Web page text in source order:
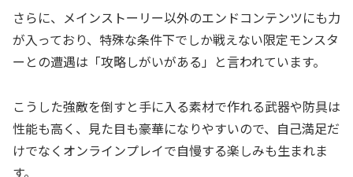
さらに、メインストーリー以外のエンドコンテンツにも力
が入っており、特殊な条件下でしか戦えない限定モンスタ
ーとの遭遇は「攻略しがいがある」と言われています。
こうした強敵を倒すと手に入る素材で作れる武器や防具は
性能も高く、見た目も豪華になりやすいので、自己満足だ
けでなくオンラインプレイで自慢する楽しみも生まれま
す。